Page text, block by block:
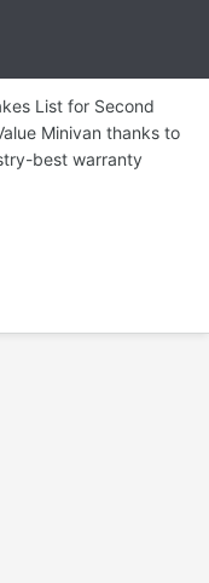
List for Second
Minivan thanks to
best warranty